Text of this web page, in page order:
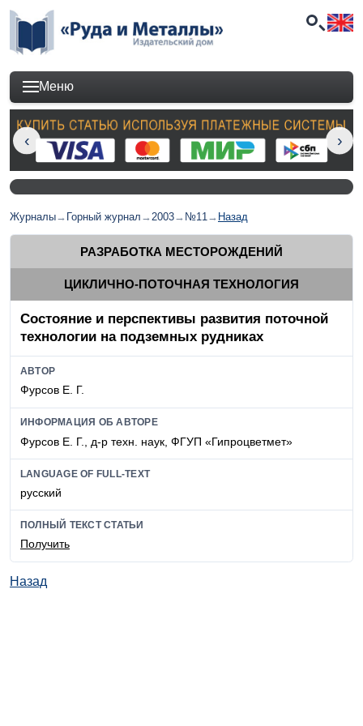
Меню
Журналы→ Горный журнал →2003→ №11→ Назад
РАЗРАБОТКА МЕСТОРОЖДЕНИЙ
ЦИКЛИЧНО-ПОТОЧНАЯ ТЕХНОЛОГИЯ
Состояние и перспективы развития поточной
технологии на подземных рудниках
АВТОР
Фурсов Е. Г.
ИНФОРМАЦИЯ ОБ АВТОРЕ
Фурсов Е. Г., д-р техн. наук, ФГУП «Гипроцветмет»
LANGUAGE OF FULL-TEXT
русский
ПОЛНЫЙ ТЕКСТ СТАТЬИ
Получить
Назад